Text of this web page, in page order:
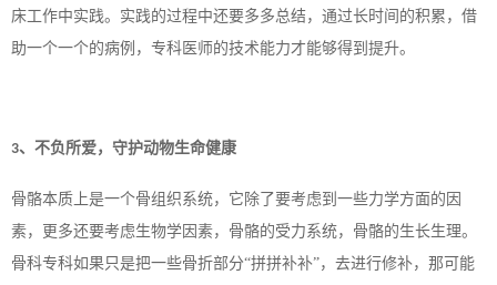
床工作中实践。实践的过程中还要多多总结，通过长时间的积累，借
助一个一个的病例，专科医师的技术能力才能够得到提升。
3、不负所爱，守护动物生命健康
骨骼本质上是一个骨组织系统，它除了要考虑到一些力学方面的因
素，更多还要考虑生物学因素，骨骼的受力系统，骨骼的生长生理。
骨科专科如果只是把一些骨折部分“拼拼补补”，去进行修补，那可能